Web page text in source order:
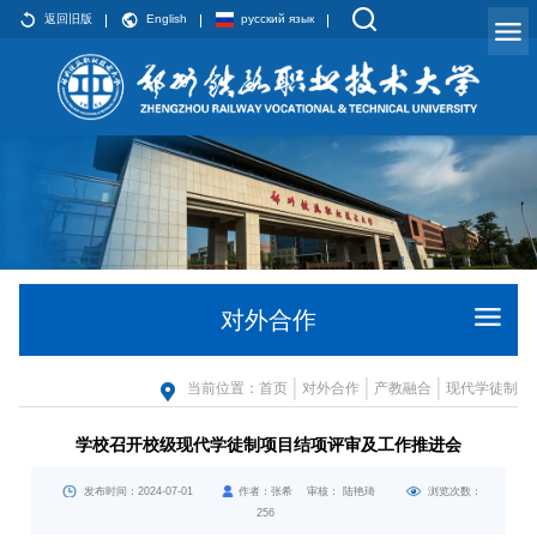
返回旧版 English русский язык
对外合作
当前位置： 首页 对外合作 产教融合 现代学徒制
学校召开校级现代学徒制项目结项评审及工作推进会
发布时间：2024-07-01 作者：张希 审核： 陆艳琦
浏览次数：
256